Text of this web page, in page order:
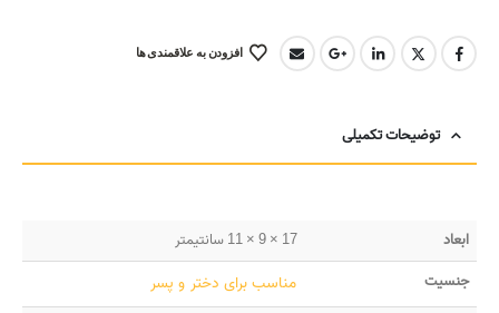
افزودن به علاقمندی ها
توضیحات تکمیلی
ابعاد
17 × 9 × 11 سانتیمتر
جنسیت
مناسب برای دختر و پسر